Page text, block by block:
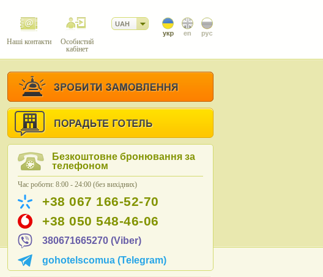
Наші контакти
Особистий
кабінет
UAH
Безкоштовне бронювання за
телефоном
Час роботи: 8:00 - 24:00 (без вихідних)
+38 067 166-52-70
+38 050 548-46-06
380671665270 (Viber)
gohotelscomua (Telegram)